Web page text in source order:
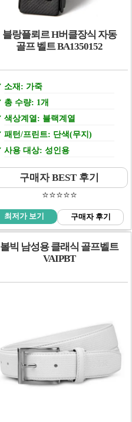
블랑플뢰르 H버클장식 자동
골프 벨트 BA1350152
소재: 가죽
총 수량: 1개
색상계열: 블랙계열
패턴/프린트: 단색(무지)
사용 대상: 성인용
구매자 BEST 후기
⭐️⭐️⭐️⭐️⭐️
최저가 보기 구매자 후기
볼빅 남성용 클래식 골프벨트
VAIPBT